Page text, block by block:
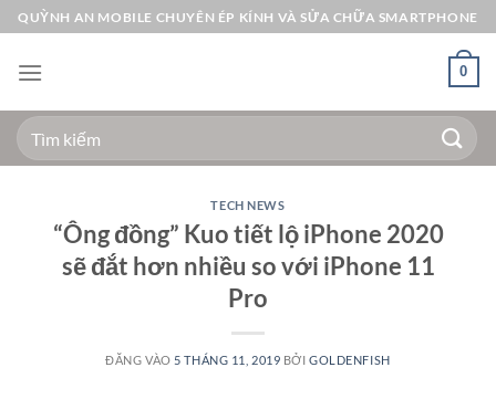
Bỏ
qua
nội
QUỲNH AN MOBILE CHUYÊN ÉP KÍNH VÀ SỬA CHỮA SMARTPHONE
0
Tìm
kiếm:
TECH NEWS
“Ông đồng” Kuo tiết lộ iPhone 2020
sẽ đắt hơn nhiều so với iPhone 11
Pro
ĐĂNG VÀO 5 THÁNG 11, 2019 BỞIGOLDENFISH